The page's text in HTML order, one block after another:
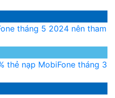
tháng 5 2024 nên tham
thẻ nạp MobiFone tháng 3